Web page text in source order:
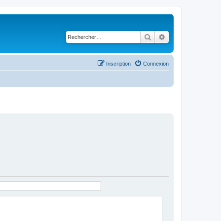
Rechercher
Connexion
Inscription